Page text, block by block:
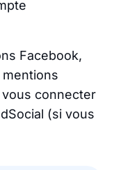
Facebook,
vous connecter
(si vous